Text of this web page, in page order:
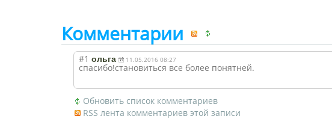
Комментарии
#1 ольга 11.05.2016 08:27
спасибо!становиться все более понятней.
Обновить список комментариев
RSS лента комментариев этой записи